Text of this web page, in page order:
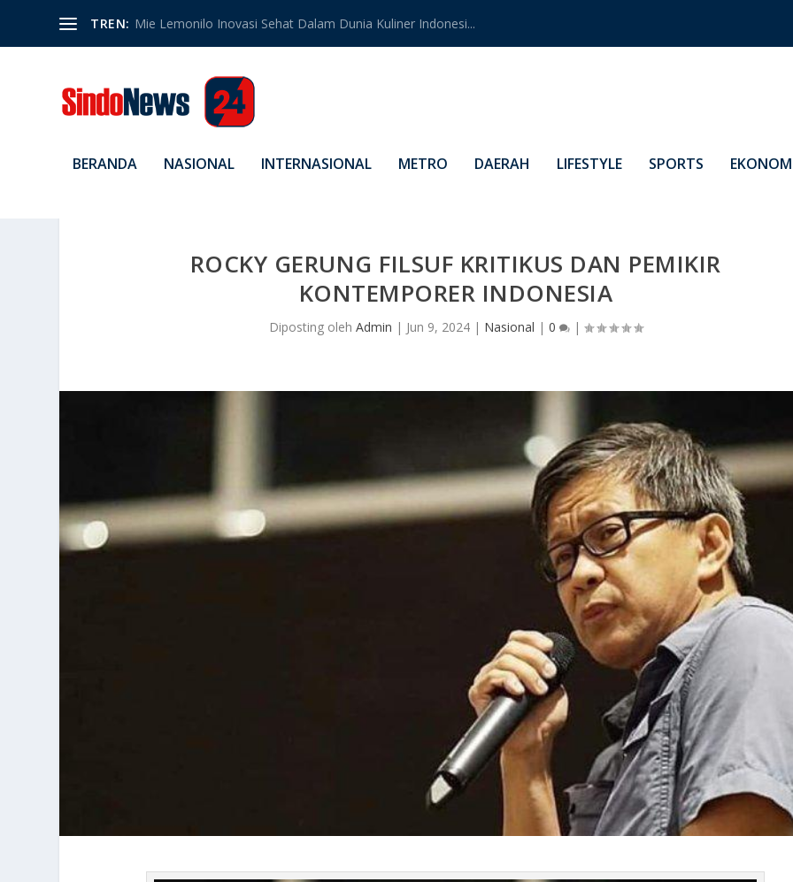
TREN: Mie Lemonilo Inovasi Sehat Dalam Dunia Kuliner Indonesi...
BERANDA NASIONAL INTERNASIONAL METRO DAERAH LIFESTYLE SPORTS
ROCKY GERUNG FILSUF KRITIKUS DAN PEMIKIR
KONTEMPORER INDONESIA
Diposting oleh Admin | Jun 9, 2024| Nasional | 0 |